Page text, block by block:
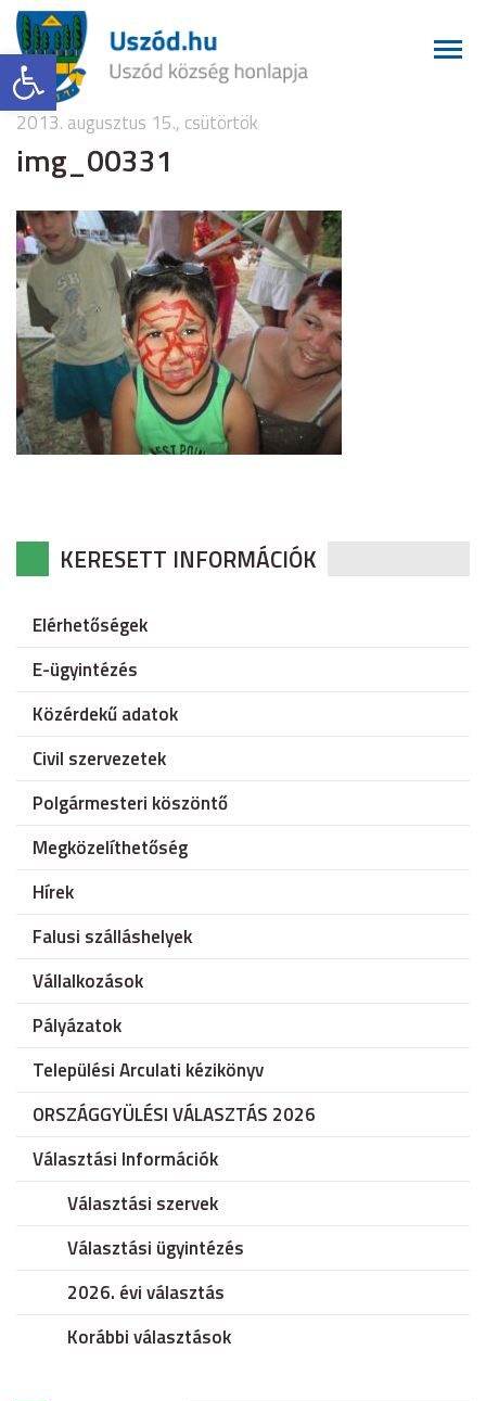
Eszköztár megnyitása
2013. augusztus 15., csütörtök
img_00331
KERESETT INFORMÁCIÓK
Elérhetőségek
E-ügyintézés
Közérdekű adatok
Civil szervezetek
Polgármesteri köszöntő
Megközelíthetőség
Hírek
Falusi szálláshelyek
Vállalkozások
Pályázatok
Települési Arculati kézikönyv
ORSZÁGGYÜLÉSI VÁLASZTÁS 2026
Választási Információk
Választási szervek
Választási ügyintézés
2026. évi választás
Korábbi választások